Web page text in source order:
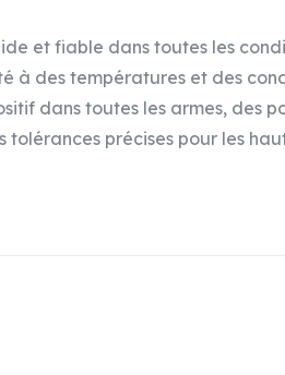
et fiable dans toutes les
à des températures et des
dans toutes les armes, des
précises pour les